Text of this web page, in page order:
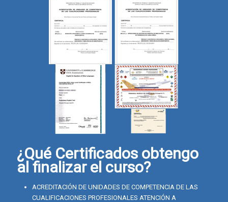
¿Qué Certificados obtengo
al finalizar el curso?
ACREDITACIÓN DE UNIDADES DE COMPETENCIA DE LAS
CUALIFICACIONES PROFESIONALES ATENCIÓN A